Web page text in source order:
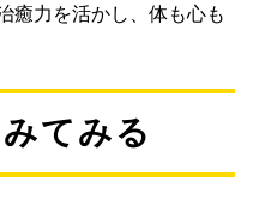
癒力を活かし、体も心も
てみる